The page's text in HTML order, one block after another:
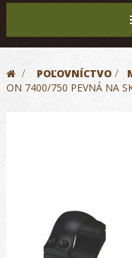
> POĽOVNÍCTVO >
ON 7400/750 PEVNÁ NA